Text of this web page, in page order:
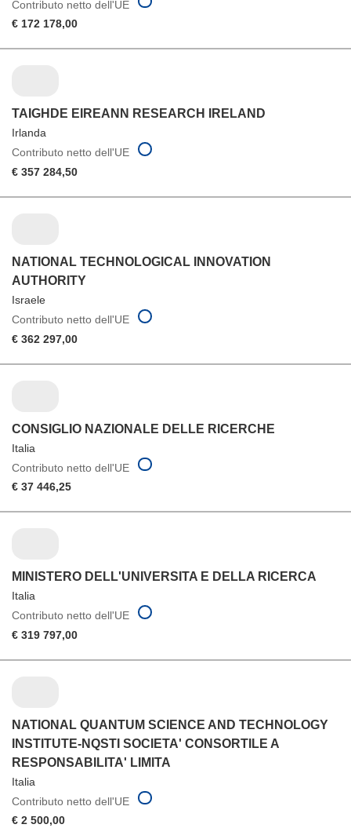
Contributo netto dell'UE
€ 172 178,00
TAIGHDE EIREANN RESEARCH IRELAND
Irlanda
Contributo netto dell'UE
€ 357 284,50
NATIONAL TECHNOLOGICAL INNOVATION
AUTHORITY
Israele
Contributo netto dell'UE
€ 362 297,00
CONSIGLIO NAZIONALE DELLE RICERCHE
Italia
Contributo netto dell'UE
€ 37 446,25
MINISTERO DELL'UNIVERSITA E DELLA RICERCA
Italia
Contributo netto dell'UE
€ 319 797,00
NATIONAL QUANTUM SCIENCE AND TECHNOLOGY
INSTITUTE-NQSTI SOCIETA' CONSORTILE A
RESPONSABILITA' LIMITA
Italia
Contributo netto dell'UE
€ 2 500,00